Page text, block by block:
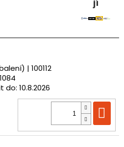
jí
| 100112
do: 10.8.2026